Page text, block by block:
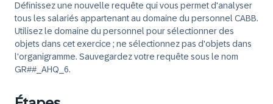
Définissez une nouvelle requête qui vous permet d'analyser
tous les salariés appartenant au domaine du personnel CABB.
Utilisez le domaine du personnel pour sélectionner des
objets dans cet exercice ; ne sélectionnez pas d'objets dans
l'organigramme. Sauvegardez votre requête sous le nom
GR##_AHQ_6.